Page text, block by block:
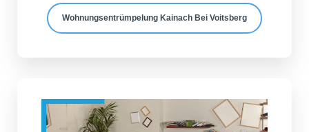
Wohnungsentrümpelung Kainach Bei Voitsberg